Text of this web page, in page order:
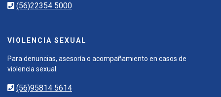
(56)22354 5000
VIOLENCIA SEXUAL
Para denuncias, asesoría o acompañamiento en casos de
violencia sexual.
(56)95814 5614